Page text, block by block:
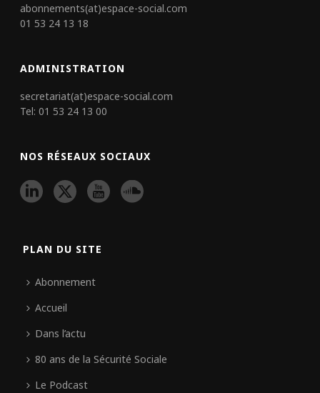
abonnements(at)espace-social.com
01 53 24 13 18
ADMINISTRATION
secretariat(at)espace-social.com
Tel: 01 53 24 13 00
NOS RÉSEAUX SOCIAUX
PLAN DU SITE
Abonnement
Accueil
Dans l’actu
80 ans de la Sécurité Sociale
Le Podcast